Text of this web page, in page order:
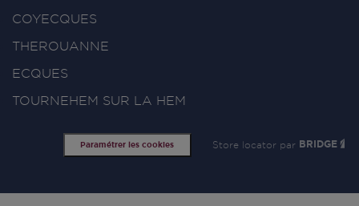
COYECQUES
THEROUANNE
ECQUES
TOURNEHEM SUR LA HEM
Paramétrer les cookies Store locator par BRIDGE